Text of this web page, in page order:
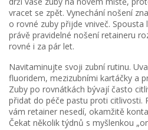
vracet se zpět. Vynechání nošení
o rovné zuby přijde vniveč. Spousta
právě pravidelné nošení retaineru
rovné i za pár let.
Navitaminujte svoji zubní rutinu.
fluoridem, mezizubními kartáčky a
Zuby po rovnátkách bývají často
přidat do péče pastu proti citlivosti.
vám retainer nesedí, okamžitě
Čekat několik týdnů s myšlenkou